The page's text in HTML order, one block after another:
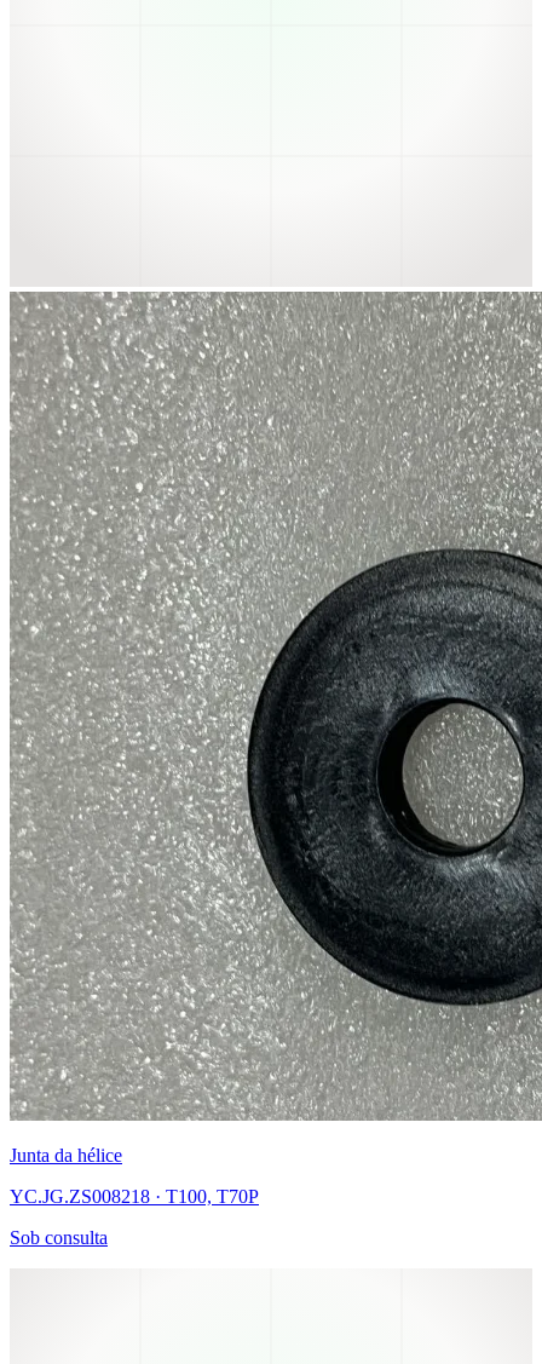
Junta da hélice
YC.JG.ZS008218 · T100, T70P
Sob consulta